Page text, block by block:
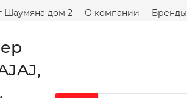
Шаумяна дом 2 О компании Бренды